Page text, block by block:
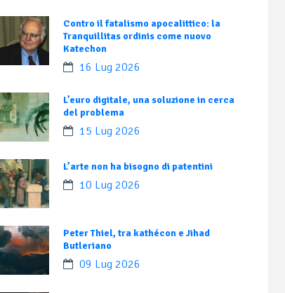
Contro il fatalismo apocalittico: la
Tranquillitas ordinis come nuovo
Katechon
16 Lug 2026
L’euro digitale, una soluzione in cerca
del problema
15 Lug 2026
L’arte non ha bisogno di patentini
10 Lug 2026
Peter Thiel, tra kathécon e Jihad
Butleriano
09 Lug 2026